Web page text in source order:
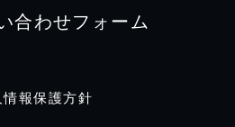
合わせフォーム
情報保護方針